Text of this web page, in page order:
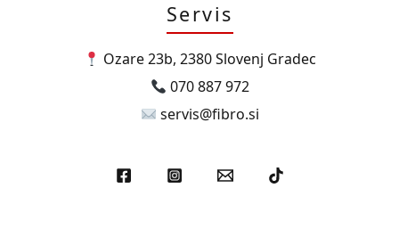
Servis
Ozare 23b, 2380 Slovenj Gradec
070 887 972
servis@fibro.si